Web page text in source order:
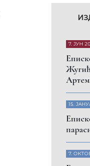
напад